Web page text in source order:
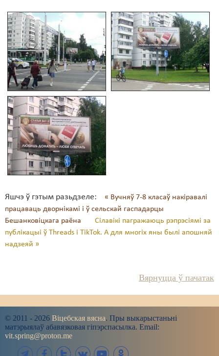
Яшчэ ў гэтым разьдзеле:
« Вучняў 7-8 класаў накіравалі
працаваць дворнікамі і ў сельскай гаспадарцы
Бешанковіцкага раёна
Сілавікі пагражаюць рэпрэсіямі за
публікацыі ў Threads і TikTok. А для многіх яны былі апошняй
надзеяй »
Вярнуцца ў пачатак
© 2011 - 2026 Віцебская вясна. Пры выкарыстаньні
матэрыялаў абавязковая гіпэрспасылка. Email:
vit.spring@proton.me